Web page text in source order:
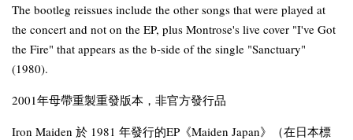
The bootleg reissues include the other songs that were played at
the concert and not on the EP, plus Montrose's live cover "I've Got
the Fire" that appears as the b-side of the single "Sanctuary"
(1980).
2001年母帶重製重發版本，非官方發行品
Iron Maiden 於 1981 年發行的EP《Maiden Japan》（在日本標